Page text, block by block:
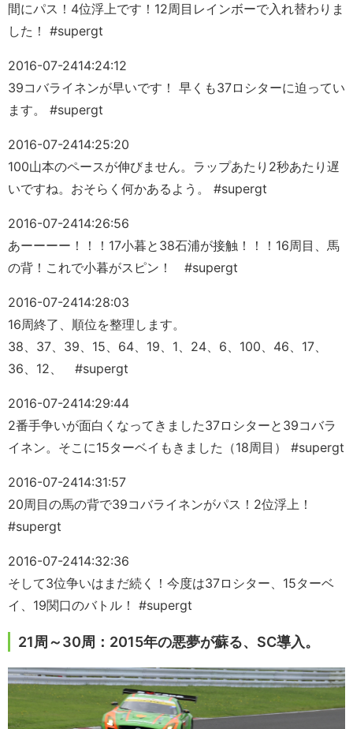
間にパス！4位浮上です！12周目レインボーで入れ替わりま
した！ #supergt
2016-07-2414:24:12
39コバライネンが早いです！ 早くも37ロシターに迫ってい
ます。 #supergt
2016-07-2414:25:20
100山本のペースが伸びません。ラップあたり2秒あたり遅
いですね。おそらく何かあるよう。 #supergt
2016-07-2414:26:56
あーーーー！！！17小暮と38石浦が接触！！！16周目、馬
の背！これで小暮がスピン！ #supergt
2016-07-2414:28:03
16周終了、順位を整理します。
38、37、39、15、64、19、1、24、6、100、46、17、
36、12、 #supergt
2016-07-2414:29:44
2番手争いが面白くなってきました37ロシターと39コバラ
イネン。そこに15ターベイもきました（18周目） #supergt
2016-07-2414:31:57
20周目の馬の背で39コバライネンがパス！2位浮上！
#supergt
2016-07-2414:32:36
そして3位争いはまだ続く！今度は37ロシター、15ターベ
イ、19関口のバトル！ #supergt
21周～30周：2015年の悪夢が蘇る、SC導入。